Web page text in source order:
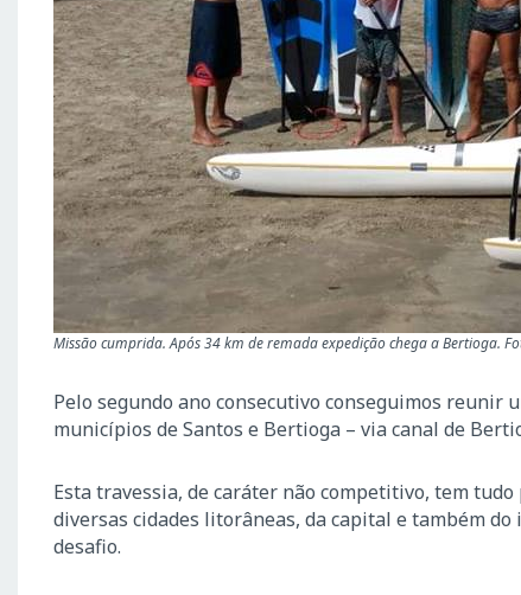
Missão cumprida. Após 34 km de remada expedição chega a Bertioga.
Pelo segundo ano consecutivo conseguimos reunir
municípios de Santos e Bertioga – via canal de
Esta travessia, de caráter não competitivo, tem
diversas cidades litorâneas, da capital e também
desafio.